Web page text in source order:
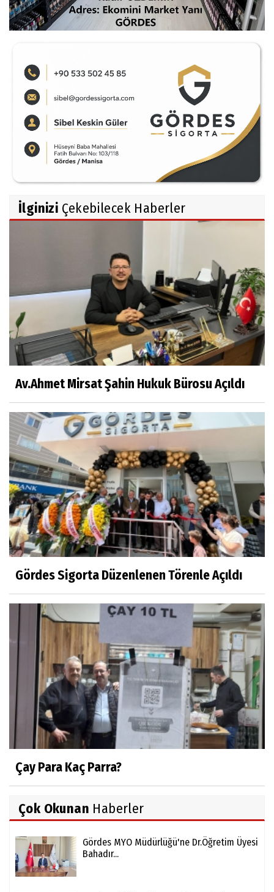
İlginizi Çekebilecek Haberler
Av.Ahmet Mirsat Şahin Hukuk Bürosu Açıldı
Gördes Sigorta Düzenlenen Törenle Açıldı
Çay Para Kaç Parra?
Çok Okunan Haberler
Gördes MYO Müdürlüğü'ne Dr.Öğretim Üyesi
Bahadır...